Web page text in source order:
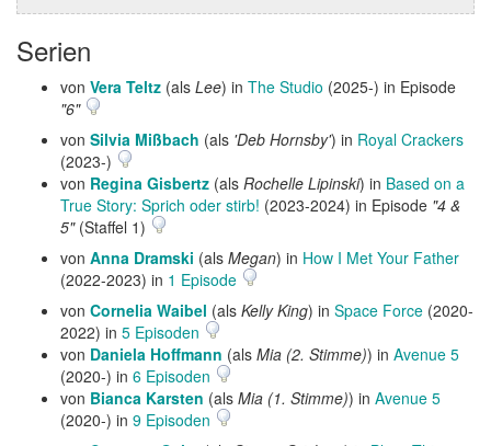
Serien
von Vera Teltz (als Lee) in The Studio (2025-) in Episode
"6"
von Silvia Mißbach (als 'Deb Hornsby') in Royal Crackers
(2023-)
von Regina Gisbertz (als Rochelle Lipinski) in Based on a
True Story: Sprich oder stirb! (2023-2024) in Episode "4 &
5"(Staffel 1)
von Anna Dramski (als Megan) in How I Met Your Father
(2022-2023) in 1 Episode
von Cornelia Waibel (als Kelly King) in Space Force (2020-
2022) in 5 Episoden
von Daniela Hoffmann (als Mia (2. Stimme)) in Avenue 5
(2020-) in 6 Episoden
von Bianca Karsten (als Mia (1. Stimme)) in Avenue 5
(2020-) in 9 Episoden